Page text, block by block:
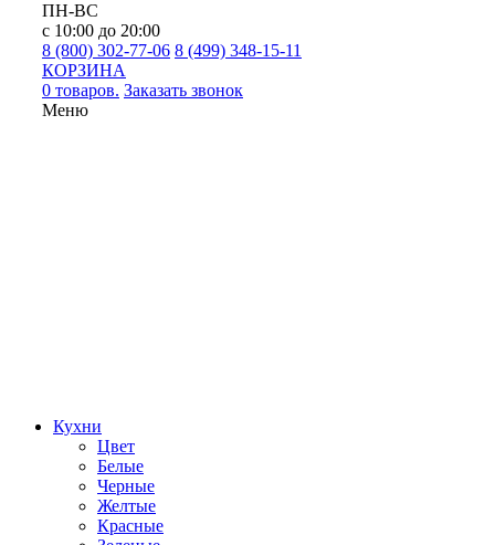
ПН-ВС
с 10:00 до 20:00
8 (800) 302-77-06 8 (499) 348-15-11
КОРЗИНА
0 товаров. Заказать звонок
Меню
Кухни
Цвет
Белые
Черные
Желтые
Красные